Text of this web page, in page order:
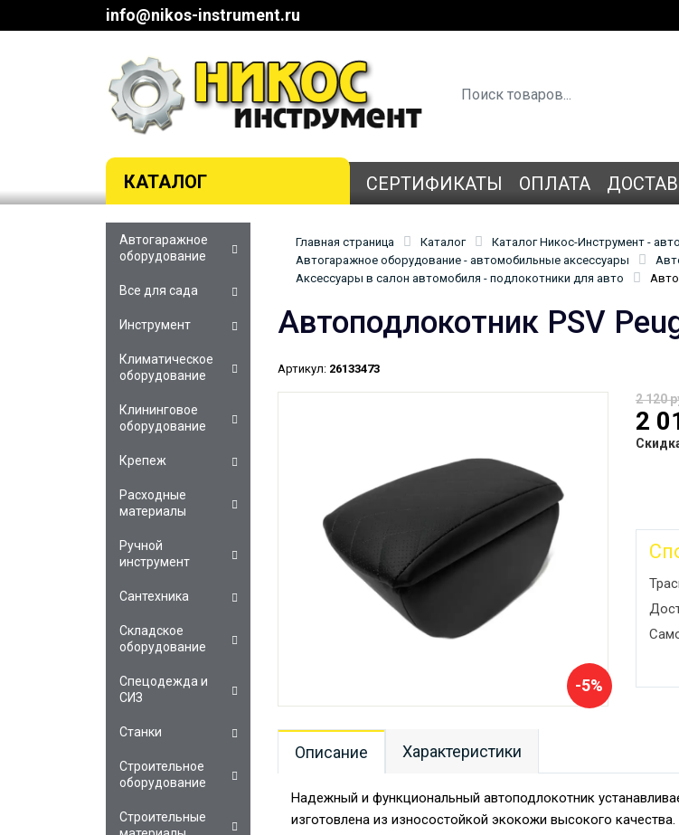
info@nikos-instrument.ru
КАТАЛОГ СЕРТИФИКАТЫ ОПЛАТА
Главная страница Каталог
Каталог Никос-Инструмент -
Автогаражное оборудование - автомобильные аксессуары
Аксессуары в салон автомобиля - подлокотники для авто
Автоподлокотник PSV
Артикул: 26133473
-5%
2 120
2
Описание Характеристики
Надежный и функциональный автоподлокотник
изготовлена из износостойкой экокожи высокого
Автогаражное
оборудование
Все для сада
Инструмент
Климатическое
оборудование
Клининговое
оборудование
Крепеж
Расходные
материалы
Ручной
инструмент
Сантехника
Складское
оборудование
Спецодежда и
СИЗ
Станки
Строительное
оборудование
Строительные